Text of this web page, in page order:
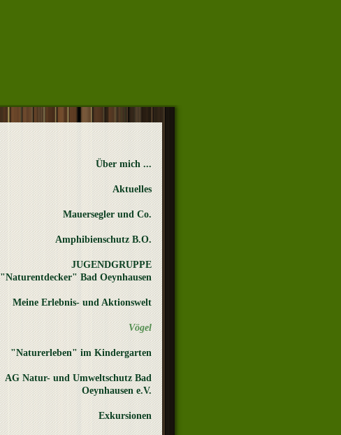
Über mich ...
Aktuelles
Mauersegler und Co.
Amphibienschutz B.O.
JUGENDGRUPPE
"Naturentdecker" Bad Oeynhausen
Meine Erlebnis- und Aktionswelt
Vögel
"Naturerleben" im Kindergarten
AG Natur- und Umweltschutz Bad
Oeynhausen e.V.
Exkursionen